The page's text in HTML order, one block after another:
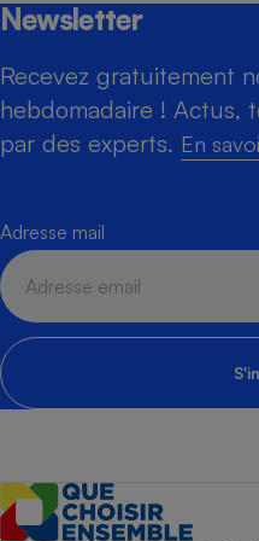
Newsletter
Recevez gratuitement
hebdomadaire ! Actus,
par des experts. En
Adresse mail